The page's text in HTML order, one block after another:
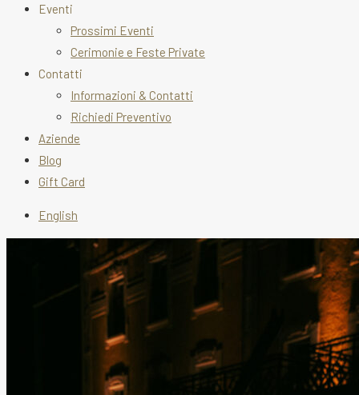
Eventi
Prossimi Eventi
Cerimonie e Feste Private
Contatti
Informazioni & Contatti
Richiedi Preventivo
Aziende
Blog
Gift Card
English